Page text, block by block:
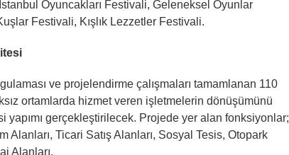
Oyuncakları Festivali, Geleneksel Oyunlar
Festivali, Kışlık Lezzetler Festivali.
ve projelendirme çalışmaları tamamlanan 110
ortamlarda hizmet veren işletmelerin dönüşümünü
yapımı gerçekleştirilecek. Projede yer alan fonksiyonlar;
Alanları, Ticari Satış Alanları, Sosyal Tesis, Otopark
Alanları.